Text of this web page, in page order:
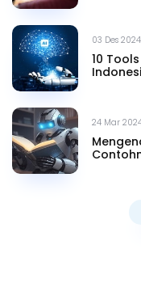
03 Des
10
24 Mar